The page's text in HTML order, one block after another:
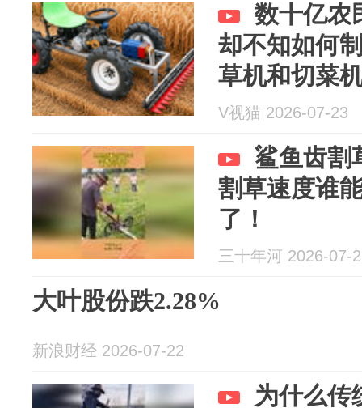
数十亿农
却不知如何
草机和切菜
V视猫 2026-07-23
鲨鱼齿割
割草速度谁
了！
三十年河 2026-07-
大叶股份跌2.28%
新浪财经 2026-07-22
为什么传